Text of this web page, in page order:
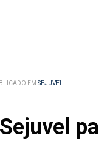
EM SEJUVEL